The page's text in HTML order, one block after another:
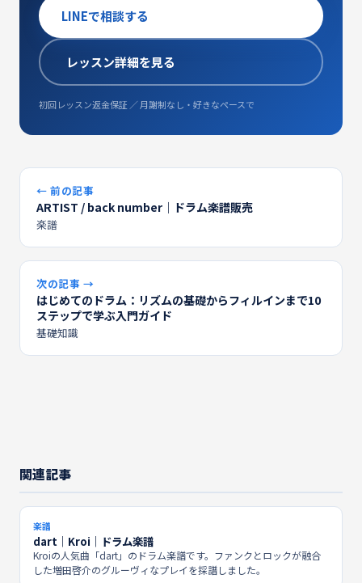
LINEで相談する
レッスン詳細を見る
初回レッスン返金保証 ／ 月謝制なし・好きなペースで
← 前の記事
ARTIST / back number｜ドラム楽譜販売
楽譜
次の記事 →
はじめてのドラム：リズムの基礎からフィルインまで10
ステップで学ぶ入門ガイド
基礎知識
関連記事
楽譜
dart｜Kroi｜ドラム楽譜
Kroiの人気曲「dart」のドラム楽譜です。ファンクとロックが融合
した増田啓介のグルーヴィなプレイを採譜しました。